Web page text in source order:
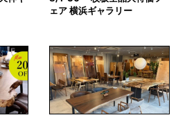
ェア 横浜ギャラリー